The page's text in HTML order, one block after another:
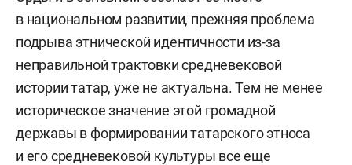
в национальном развитии, прежняя проблема
подрыва этнической идентичности из-за
неправильной трактовки средневековой
истории татар, уже не актуальна. Тем не менее
историческое значение этой громадной
державы в формировании татарского этноса
и его средневековой культуры все еще